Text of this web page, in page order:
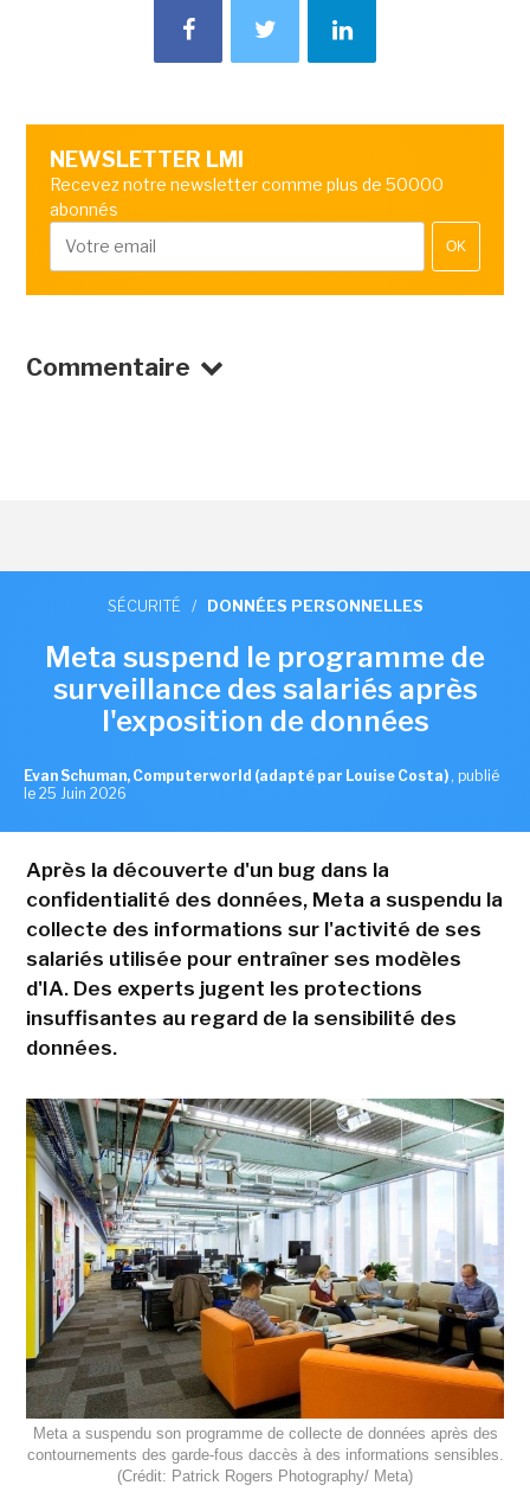
NEWSLETTER LMI
Recevez notre newsletter comme plus de 50000
abonnés
OK
Commentaire
SÉCURITÉ / DONNÉES PERSONNELLES
Meta suspend le programme de
surveillance des salariés après
l'exposition de données
Evan Schuman, Computerworld (adapté par Louise Costa) , publié
le 25 Juin 2026
Après la découverte d'un bug dans la
confidentialité des données, Meta a suspendu la
collecte des informations sur l'activité de ses
salariés utilisée pour entraîner ses modèles
d'IA. Des experts jugent les protections
insuffisantes au regard de la sensibilité des
données.
Meta a suspendu son programme de collecte de données après des
contournements des garde-fous daccès à des informations sensibles.
(Crédit: Patrick Rogers Photography/ Meta)